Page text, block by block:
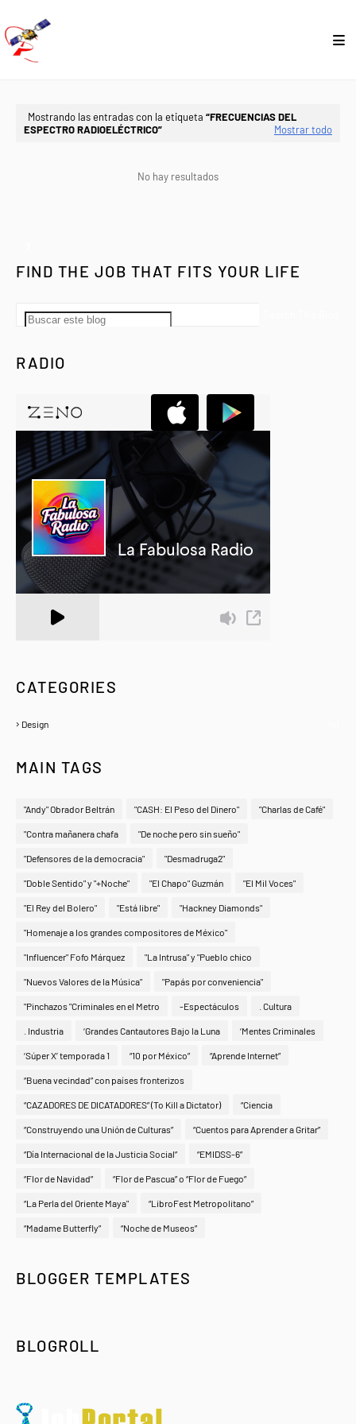
Mostrando las entradas con la etiqueta FRECUENCIAS DEL
ESPECTRO RADIOELÉCTRICO
Mostrar todo
No hay resultados
FIND THE JOB THAT FITS YOUR LIFE
RADIO
CATEGORIES
Design
MAIN TAGS
"Andy" Obrador Beltrán "CASH: El Peso del Dinero" "Charlas de Café"
"Contra mañanera chafa "De noche pero sin sueño"
"Defensores de la democracia" "Desmadruga2"
"Doble Sentido" y "+Noche" "El Chapo" Guzmán "El Mil Voces"
"El Rey del Bolero" "Está libre" "Hackney Diamonds"
"Homenaje a los grandes compositores de México"
"Influencer" Fofo Márquez "La Intrusa" y "Pueblo chico
"Nuevos Valores de la Música" "Papás por conveniencia"
"Pinchazos "Criminales en el Metro -Espectáculos . Cultura
. Industria ‘Grandes Cantautores Bajo la Luna ‘Mentes Criminales
‘Súper X’ temporada 1 “10 por México” “Aprende Internet”
“Buena vecindad” con países fronterizos
“CAZADORES DE DICATADORES” (To Kill a Dictator) “Ciencia
“Construyendo una Unión de Culturas” “Cuentos para Aprender a Gritar”
“Día Internacional de la Justicia Social” “EMIDSS-6”
“Flor de Navidad” “Flor de Pascua” o “Flor de Fuego”
“La Perla del Oriente Maya" “LibroFest Metropolitano”
“Madame Butterfly” “Noche de Museos”
BLOGGER TEMPLATES
BLOGROLL